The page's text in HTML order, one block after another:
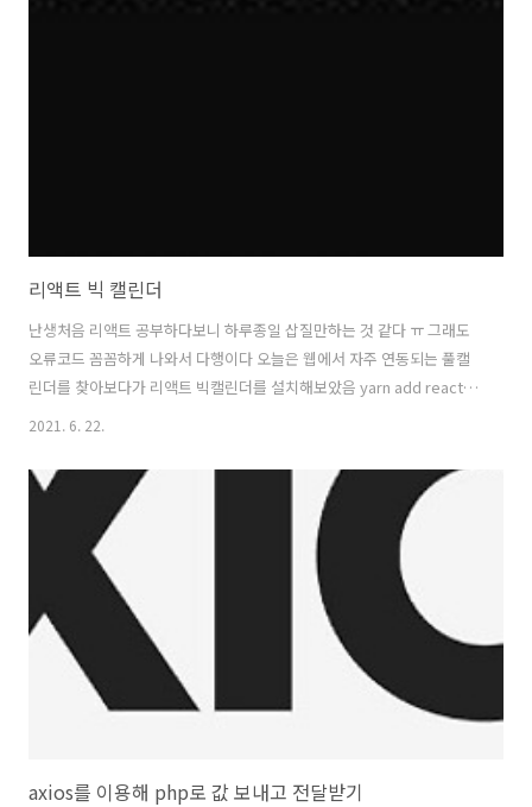
리액트 빅 캘린더
난생처음 리액트 공부하다보니 하루종일 삽질만하는 것 같다 ㅠ 그래도
오류코드 꼼꼼하게 나와서 다행이다 오늘은 웹에서 자주 연동되는 풀캘
린더를 찾아보다가 리액트 빅캘린더를 설치해보았음 yarn add react-
big-calendar or npm install --save react-big-calendar 뭐이리 경
용할리가 없지 일단은 이리 저리 삽질하다가 겨우겨우 소스파일 보고 적
용했음.. // 한글 언어설정부분 import moment from 'moment'
import 'moment/locale/ko'; import { Calendar, Views,
momentLocalizer } from 'react-big-calendar..
2021. 6. 22.
axios를 이용해 php로 값 보내고 전달받기